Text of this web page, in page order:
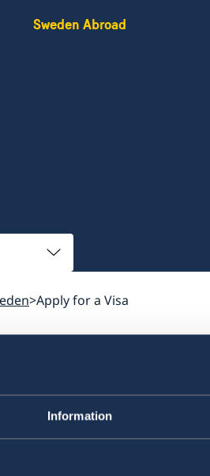
Information
Sweden Abroad
Apply for a Visa
Angola